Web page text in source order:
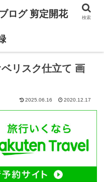
リスク仕立て 画
2025.06.16 2020.12.17
ログ 剪定開花 検索